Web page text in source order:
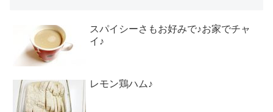
スパイシーさもお好みで♪お家でチャ
イ♪
レモン鶏ハム♪